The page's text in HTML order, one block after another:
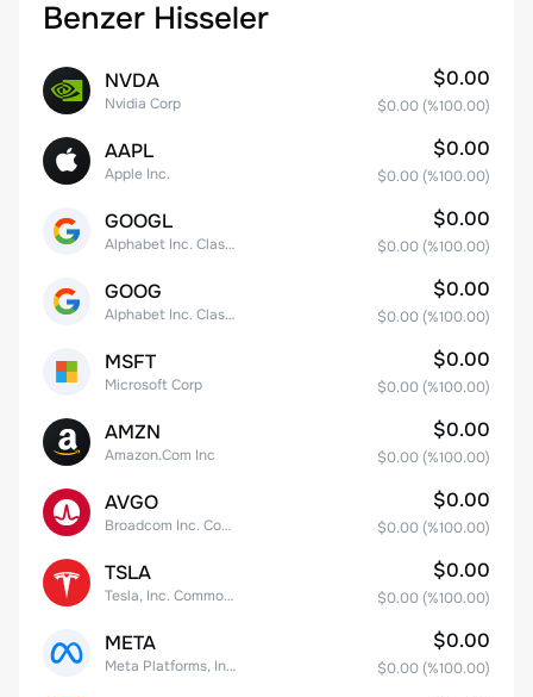
Benzer Hisseler
NVDA
Nvidia Corp
$0.00
$0.00 (%100.00)
AAPL
Apple Inc.
$0.00
$0.00 (%100.00)
GOOGL
Alphabet Inc. Class A Common Stock
$0.00
$0.00 (%100.00)
GOOG
Alphabet Inc. Class C Capital Stock
$0.00
$0.00 (%100.00)
MSFT
Microsoft Corp
$0.00
$0.00 (%100.00)
AMZN
Amazon.Com Inc
$0.00
$0.00 (%100.00)
AVGO
Broadcom Inc. Common Stock
$0.00
$0.00 (%100.00)
TSLA
Tesla, Inc. Common Stock
$0.00
$0.00 (%100.00)
META
Meta Platforms, Inc. Class A Common Stock
$0.00
$0.00 (%100.00)